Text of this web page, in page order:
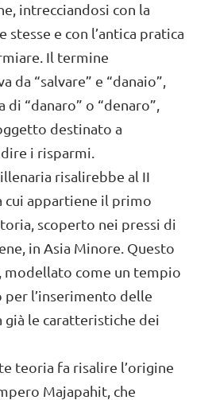
intrecciandosi con la
e con l’antica pratica
Il termine
da “salvare” e “danaio”,
di “danaro” o “denaro”,
destinato a
i risparmi.
risalirebbe al II
cui appartiene il primo
scoperto nei pressi di
in Asia Minore. Questo
modellato come un tempio
l’inserimento delle
già le caratteristiche dei
teoria fa risalire l’origine
Majapahit, che